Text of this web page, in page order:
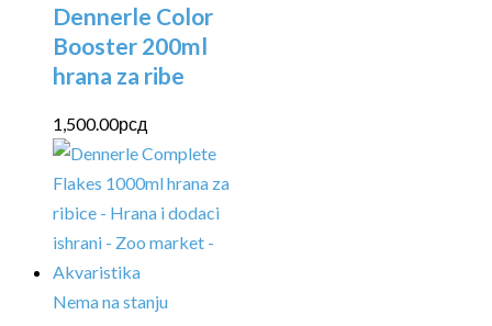
Dennerle Color
Booster 200ml
hrana za ribe
1,500.00рсд
Nema na stanju